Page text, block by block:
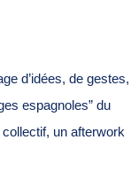
d’idées, de gestes,
espagnoles” du
un afterwork